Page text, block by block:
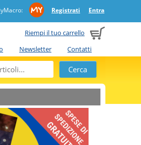
Registrati Entra
Riempi il tuo carrello
Newsletter Contatti